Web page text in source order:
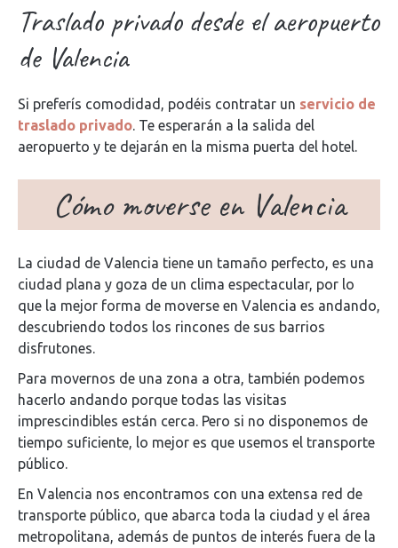
Traslado privado desde el aeropuerto
de Valencia
Si preferís comodidad, podéis contratar un servicio de
traslado privado . Te esperarán a la salida del
aeropuerto y te dejarán en la misma puerta del hotel.
Cómo moverse en Valencia
La ciudad de Valencia tiene un tamaño perfecto, es una
ciudad plana y goza de un clima espectacular, por lo
que la mejor forma de moverse en Valencia es andando,
descubriendo todos los rincones de sus barrios
disfrutones.
Para movernos de una zona a otra, también podemos
hacerlo andando porque todas las visitas
imprescindibles están cerca. Pero si no disponemos de
tiempo suficiente, lo mejor es que usemos el transporte
público.
En Valencia nos encontramos con una extensa red de
transporte público, que abarca toda la ciudad y el área
metropolitana, además de puntos de interés fuera de la